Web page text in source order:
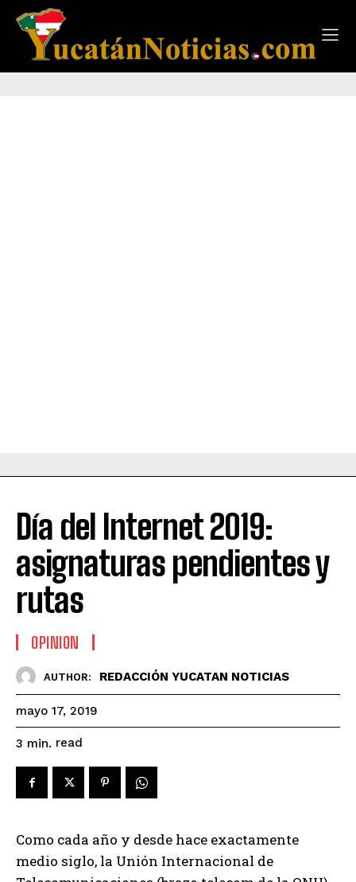
Día del Internet 2019:
asignaturas pendientes y
rutas
OPINION
AUTHOR: REDACCIÓN YUCATAN NOTICIAS
mayo 17, 2019
3 min. read
Como cada año y desde hace exactamente
medio siglo, la Unión Internacional de